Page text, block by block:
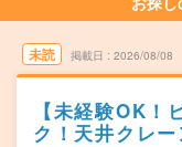
未読 掲載日 2026/08/08
【未経験OK！
ク！天井クレ